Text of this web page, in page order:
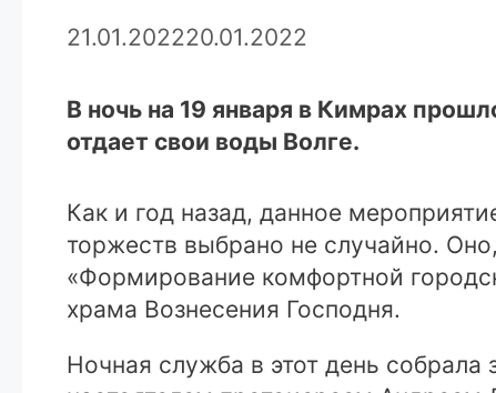
21.01.202220.01.2022
В ночь на 19 января в Кимрах
отдает свои воды Волге.
Как и год назад, данное
торжеств выбрано не случайно.
«Формирование комфортной
храма Вознесения Господня.
Ночная служба в этот день